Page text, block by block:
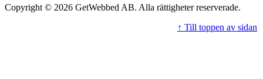
Copyright © 2026 GetWebbed AB. Alla rättigheter reserverade.
↑ Till toppen av sidan